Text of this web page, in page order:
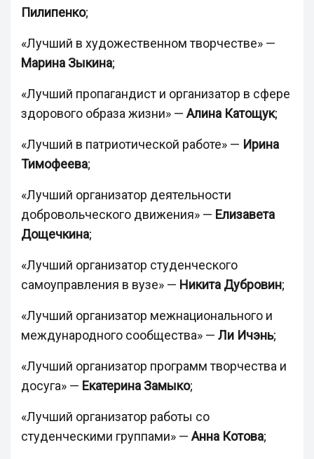
Пилипенко;
«Лучший в художественном творчестве» —
Марина Зыкина;
«Лучший пропагандист и организатор в сфере
здорового образа жизни» — Алина Катощук;
«Лучший в патриотической работе» — Ирина
Тимофеева;
«Лучший организатор деятельности
добровольческого движения» — Елизавета
Дощечкина;
«Лучший организатор студенческого
самоуправления в вузе» — Никита Дубровин;
«Лучший организатор межнационального и
международного сообщества» — Ли Ичэнь;
«Лучший организатор программ творчества и
досуга» — Екатерина Замыко;
«Лучший организатор работы со
студенческими группами» — Анна Котова;